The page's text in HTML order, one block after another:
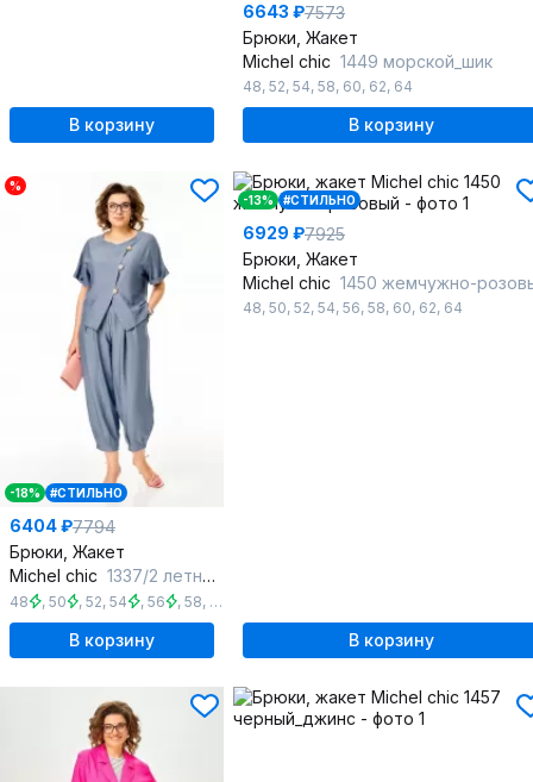
В корзину
6643 ₽7573
Брюки, Жакет
Michel chic 1449 морской_шик
48, 52, 54, 58, 60, 62, 64
В корзину
%
-18% #СТИЛЬНО
6404 ₽7794
Брюки, Жакет
Michel chic 1337/2 летнее_небо
48 , 50 , 52, 54 , 56 , 58, 60
В корзину
-13% #СТИЛЬНО
6929 ₽7925
Брюки, Жакет
Michel chic 1450 жемчужно-
48, 50, 52, 54, 56, 58, 60, 62, 64
В корзину